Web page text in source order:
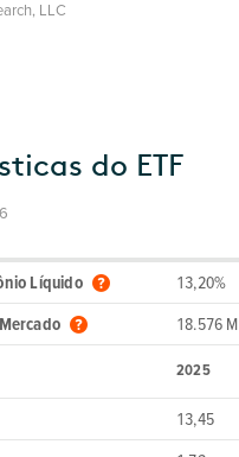
LLC
do ETF
Líquido
13,20%
18.576 M
2025
13,45